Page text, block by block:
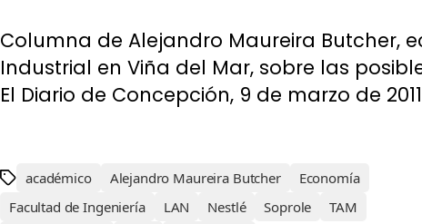
Columna de Alejandro Maureira Butcher,
Industrial en Viña del Mar, sobre las
El Diario de Concepción, 9 de marzo de
académico Alejandro Maureira Butcher
Economía
Facultad de Ingeniería
LAN Nestlé Soprole
TAM